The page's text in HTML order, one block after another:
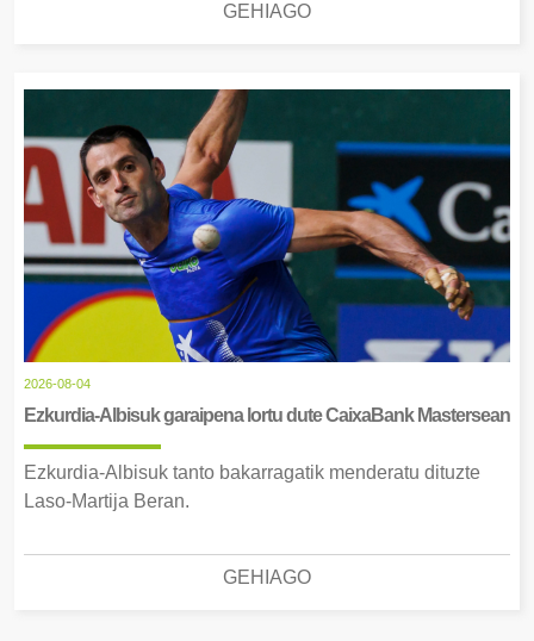
GEHIAGO
2026-08-04
Ezkurdia-Albisuk garaipena lortu dute CaixaBank Mastersean
Ezkurdia-Albisuk tanto bakarragatik menderatu dituzte
Laso-Martija Beran.
GEHIAGO